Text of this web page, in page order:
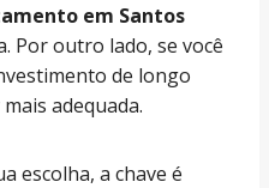
em Santos
Por outro lado, se você
de longo
adequada.
escolha, a chave é